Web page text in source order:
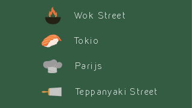
Wok Street
Tokio
Parijs
Teppanyaki Street